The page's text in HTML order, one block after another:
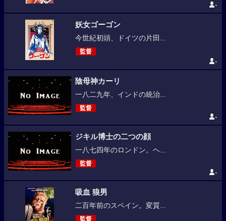
-
妖女ゴーゴン
今世紀初頭、ドイツの片田...
監督
-
陰母神カーリ
一八二九年、インドの統治...
監督
-
ジキル博士の二つの顔
一八七四年のロンドン。ヘ...
監督
-
吸血 狼男
二百年前のスペイン。変質...
監督